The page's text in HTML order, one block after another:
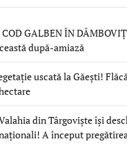
GALBEN ÎN
după-amiază
uscată la Găești!
din Târgoviște își
A început